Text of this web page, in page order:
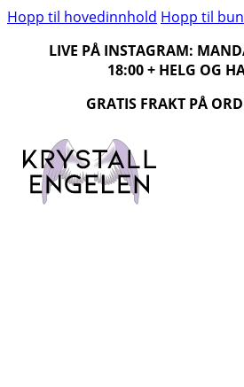
Hopp til hovedinnhold Hopp til
LIVE PÅ INSTAGRAM:
18:00 + HELG OG
GRATIS FRAKT PÅ